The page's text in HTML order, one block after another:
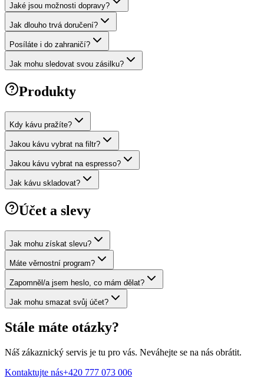
Jaké jsou možnosti dopravy?
Jak dlouho trvá doručení?
Posíláte i do zahraničí?
Jak mohu sledovat svou zásilku?
Produkty
Kdy kávu pražíte?
Jakou kávu vybrat na filtr?
Jakou kávu vybrat na espresso?
Jak kávu skladovat?
Účet a slevy
Jak mohu získat slevu?
Máte věrnostní program?
Zapomněl/a jsem heslo, co mám dělat?
Jak mohu smazat svůj účet?
Stále máte otázky?
Náš zákaznický servis je tu pro vás. Neváhejte se na nás obrátit.
Kontaktujte nás+420 777 073 006